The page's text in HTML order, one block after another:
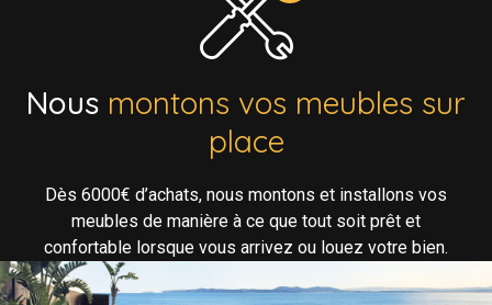
Nous montons vos meubles sur
place
Dès 6000€ d’achats, nous montons et installons vos
meubles de manière à ce que tout soit prêt et
confortable lorsque vous arrivez ou louez votre bien.